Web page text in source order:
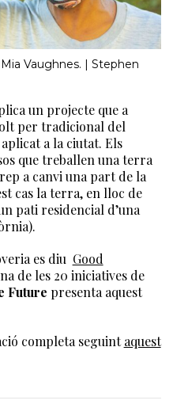
Vaughnes. | Stephen
un projecte que a
per tradicional del
a la ciutat. Els
que treballen una terra
a canvi una part de la
cas la terra, en lloc de
pati residencial d’una
es diu Good
de les 20 iniciatives de
Future presenta aquest
completa seguintaquest